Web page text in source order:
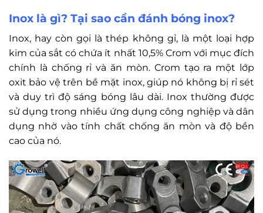
Inox là gì? Tại sao cần đánh bóng inox?
Inox, hay còn gọi là thép không gỉ, là một loại hợp
kim của sắt có chứa ít nhất 10,5% Crom với mục đích
chính là chống rỉ và ăn mòn. Crom tạo ra một lớp
oxit bảo vệ trên bề mặt inox, giúp nó không bị rỉ sét
và duy trì độ sáng bóng lâu dài. Inox thường được
sử dụng trong nhiều ứng dụng công nghiệp và dân
dụng nhờ vào tính chất chống ăn mòn và độ bền
cao của nó.